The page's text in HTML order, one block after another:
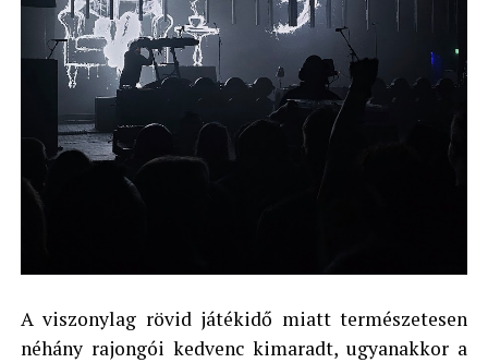
A viszonylag rövid játékidő miatt természetesen
néhány rajongói kedvenc kimaradt, ugyanakkor a